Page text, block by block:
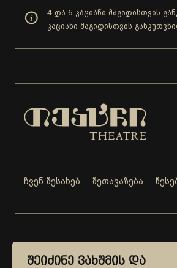
ᲨᲔᲘᲫᲘᲜᲔ ᲕᲐᲮᲨᲛᲘᲡ ᲓᲐ
4 და 6 კაციანი მაგიდისთვის
კაციანი მაგიდისთვის
ᲨᲔᲘᲫᲘᲜᲔ ᲕᲐᲮᲨᲛᲘᲡ ᲓᲐ
ჩვენ შესახებ შეთავაზება